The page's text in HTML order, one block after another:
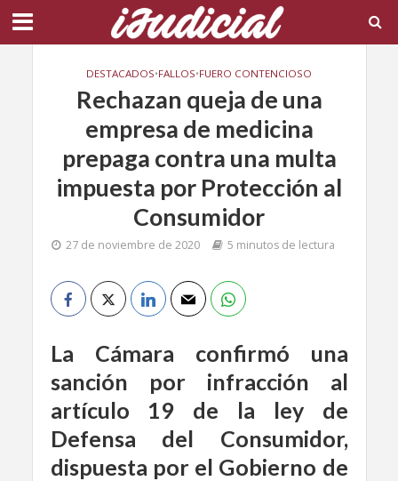
DESTACADOS•FALLOS•FUERO CONTENCIOSO
Rechazan queja de una
empresa de medicina
prepaga contra una multa
impuesta por Protección al
Consumidor
27 de noviembre de 2020 5 minutos de lectura
La Cámara confirmó una
sanción por infracción al
artículo 19 de la ley de
Defensa del Consumidor,
dispuesta por el Gobierno de